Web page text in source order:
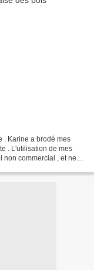
. Karine a brodé mes
. L'utilisation de mes
non commercial , et ne